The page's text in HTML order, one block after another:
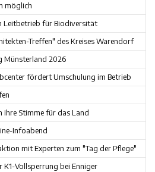
möglich
Leitbetrieb für Biodiversität
Treffen" des Kreises Warendorf
Münsterland 2026
fördert Umschulung im Betrieb
ihre Stimme für das Land
Infoabend
mit Experten zum "Tag der Pflege"
Vollsperrung bei Enniger